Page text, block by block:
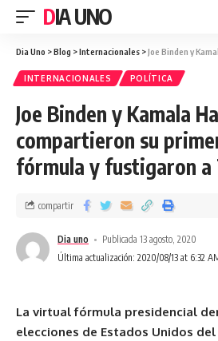
DIA UNO
Dia Uno >Blog >Internacionales >Joe Binden y Kamala Harris
INTERNACIONALES POLÍTICA
Joe Binden y Kamala
compartieron su
fórmula y fustigaron a
Última actualización: 2020/08/13 at 6:32
Dia uno Publicada 13 agosto, 2020
compartir
La virtual fórmula presidencial
elecciones de Estados Unidos